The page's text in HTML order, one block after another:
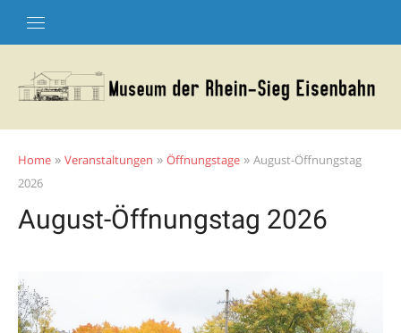
Home » Veranstaltungen » Öffnungstage » August-Öffnungstag
2026
August-Öffnungstag 2026